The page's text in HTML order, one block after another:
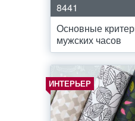
8441
Основные
мужских часов
ИНТЕРЬЕР